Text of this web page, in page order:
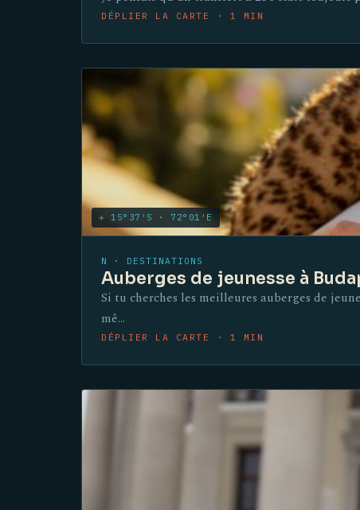
DÉPLIER LA CARTE · 1 MIN
✛ 15°37′S · 72°01′E
N · DESTINATIONS
Auberges de jeunesse à
Si tu cherches les meilleures auberges de
mê…
DÉPLIER LA CARTE · 1 MIN